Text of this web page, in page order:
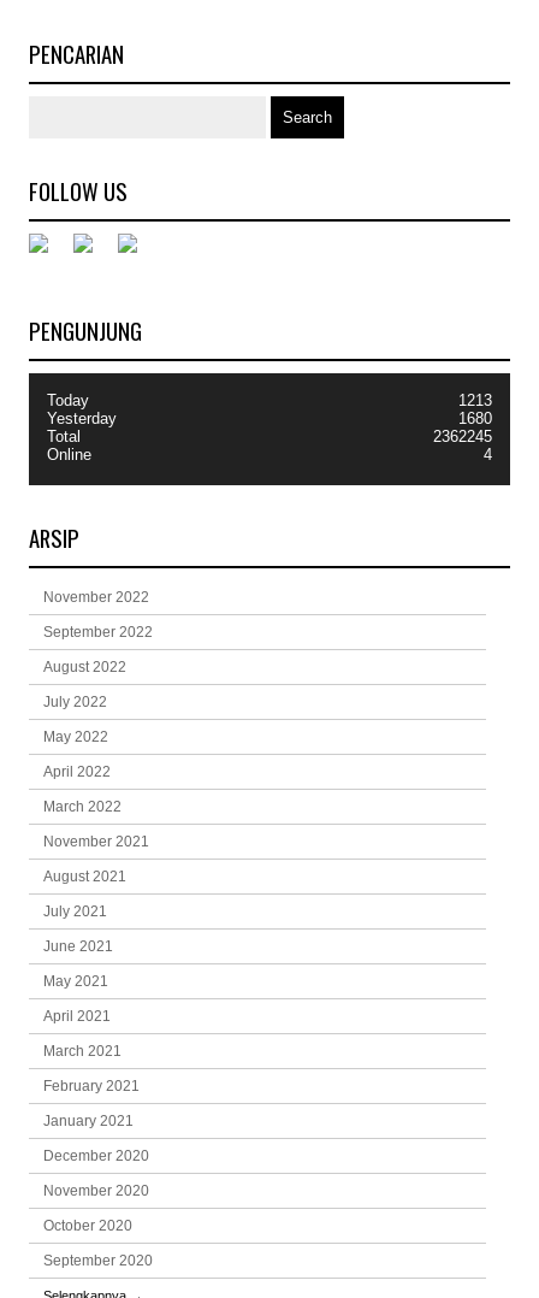
PENCARIAN
FOLLOW US
PENGUNJUNG
Today
Yesterday
Total
Online
1213
1680
2362245
4
ARSIP
November 2022
September 2022
August 2022
July 2022
May 2022
April 2022
March 2022
November 2021
August 2021
July 2021
June 2021
May 2021
April 2021
March 2021
February 2021
January 2021
December 2020
November 2020
October 2020
September 2020